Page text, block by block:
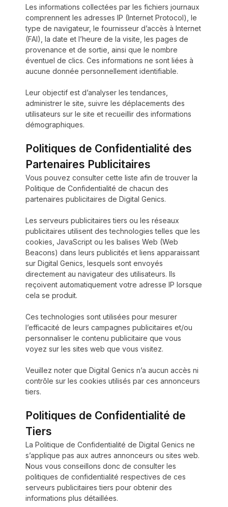
Les informations collectées par les fichiers journaux
comprennent les adresses IP (Internet Protocol), le
type de navigateur, le fournisseur d’accès à Internet
(FAI), la date et l’heure de la visite, les pages de
provenance et de sortie, ainsi que le nombre
éventuel de clics. Ces informations ne sont liées à
aucune donnée personnellement identifiable.
Leur objectif est d’analyser les tendances,
administrer le site, suivre les déplacements des
utilisateurs sur le site et recueillir des informations
démographiques.
Politiques de Confidentialité des
Partenaires Publicitaires
Vous pouvez consulter cette liste afin de trouver la
Politique de Confidentialité de chacun des
partenaires publicitaires de Digital Genics.
Les serveurs publicitaires tiers ou les réseaux
publicitaires utilisent des technologies telles que les
cookies, JavaScript ou les balises Web (Web
Beacons) dans leurs publicités et liens apparaissant
sur Digital Genics, lesquels sont envoyés
directement au navigateur des utilisateurs. Ils
reçoivent automatiquement votre adresse IP lorsque
cela se produit.
Ces technologies sont utilisées pour mesurer
l’efficacité de leurs campagnes publicitaires et/ou
personnaliser le contenu publicitaire que vous
voyez sur les sites web que vous visitez.
Veuillez noter que Digital Genics n’a aucun accès ni
contrôle sur les cookies utilisés par ces annonceurs
tiers.
Politiques de Confidentialité de
Tiers
La Politique de Confidentialité de Digital Genics ne
s’applique pas aux autres annonceurs ou sites web.
Nous vous conseillons donc de consulter les
politiques de confidentialité respectives de ces
serveurs publicitaires tiers pour obtenir des
informations plus détaillées.